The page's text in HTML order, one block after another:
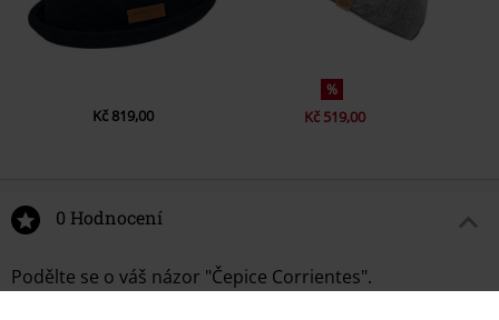
Kč 819,00
%
Kč 519,00
0 Hodnocení
Podělte se o váš názor "Čepice Corrientes".